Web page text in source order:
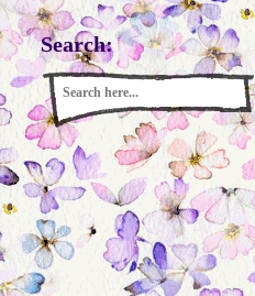
Search: